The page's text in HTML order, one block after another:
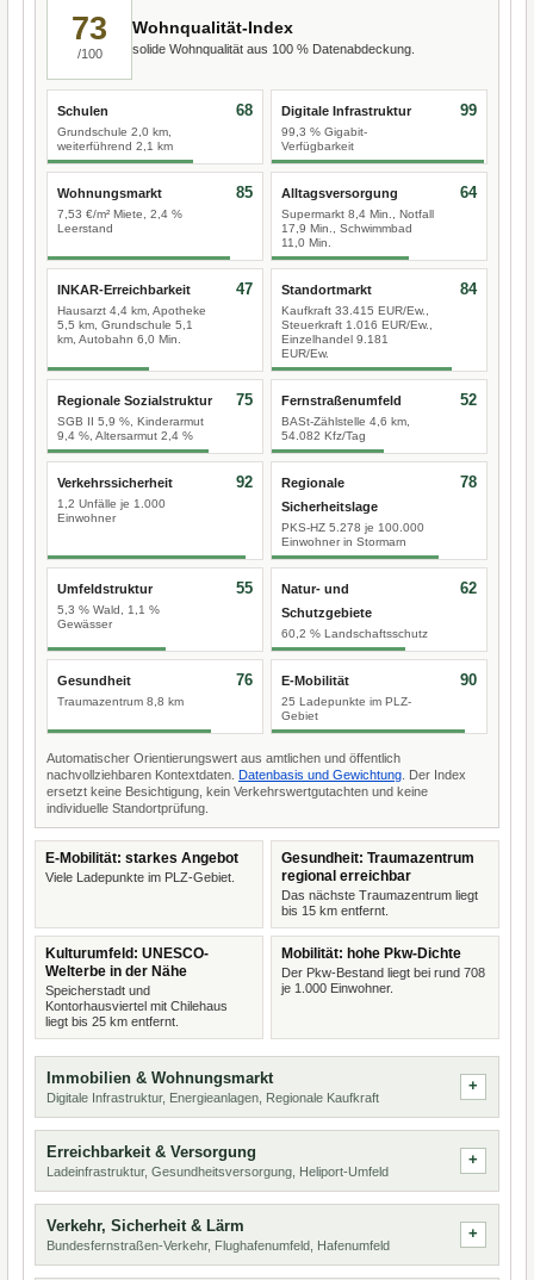
73
/100
Wohnqualität-Index
solide Wohnqualität aus 100 % Datenabdeckung.
Schulen
Grundschule 2,0 km,
weiterführend 2,1 km
68 Digitale Infrastruktur
99,3 % Gigabit-
Verfügbarkeit
99
Wohnungsmarkt
7,53 €/m² Miete, 2,4 %
Leerstand
85 Alltagsversorgung
Supermarkt 8,4 Min., Notfall
17,9 Min., Schwimmbad
11,0 Min.
64
INKAR-Erreichbarkeit
Hausarzt 4,4 km, Apotheke
5,5 km, Grundschule 5,1
km, Autobahn 6,0 Min.
47 Standortmarkt
Kaufkraft 33.415 EUR/Ew.,
Steuerkraft 1.016 EUR/Ew.,
Einzelhandel 9.181
EUR/Ew.
84
Regionale Sozialstruktur
SGB II 5,9 %, Kinderarmut
9,4 %, Altersarmut 2,4 %
75 Fernstraßenumfeld
BASt-Zählstelle 4,6 km,
54.082 Kfz/Tag
52
Verkehrssicherheit
1,2 Unfälle je 1.000
Einwohner
92
Regionale
Sicherheitslage
PKS-HZ 5.278 je 100.000
Einwohner in Stormarn
78
Umfeldstruktur
5,3 % Wald, 1,1 %
Gewässer
55
Natur- und
Schutzgebiete
60,2 % Landschaftsschutz
62
Gesundheit
Traumazentrum 8,8 km
76 E-Mobilität
25 Ladepunkte im PLZ-
Gebiet
90
Automatischer Orientierungswert aus amtlichen und öffentlich
nachvollziehbaren Kontextdaten. Datenbasis und Gewichtung . Der Index
ersetzt keine Besichtigung, kein Verkehrswertgutachten und keine
individuelle Standortprüfung.
E-Mobilität: starkes Angebot
Viele Ladepunkte im PLZ-Gebiet.
Gesundheit: Traumazentrum
regional erreichbar
Das nächste Traumazentrum liegt
bis 15 km entfernt.
Kulturumfeld: UNESCO-
Welterbe in der Nähe
Speicherstadt und
Kontorhausviertel mit Chilehaus
liegt bis 25 km entfernt.
Mobilität: hohe Pkw-Dichte
Der Pkw-Bestand liegt bei rund 708
je 1.000 Einwohner.
Immobilien & Wohnungsmarkt
Digitale Infrastruktur, Energieanlagen, Regionale Kaufkraft
Erreichbarkeit & Versorgung
Ladeinfrastruktur, Gesundheitsversorgung, Heliport-Umfeld
Verkehr, Sicherheit & Lärm
Bundesfernstraßen-Verkehr, Flughafenumfeld, Hafenumfeld